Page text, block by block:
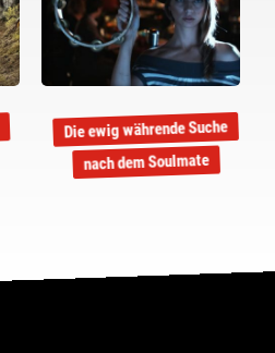
Die ewig währende Suche
nach dem Soulmate